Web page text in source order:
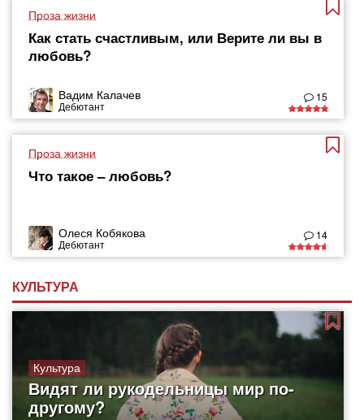
Проза жизни
Как стать счастливым, или Верите ли вы в
любовь?
Вадим Калачев
Дебютант
15
Проза жизни
Что такое – любовь?
Олеся Кобякова
Дебютант
14
КУЛЬТУРА
Культура
Видят ли рукодельницы мир по-
другому?